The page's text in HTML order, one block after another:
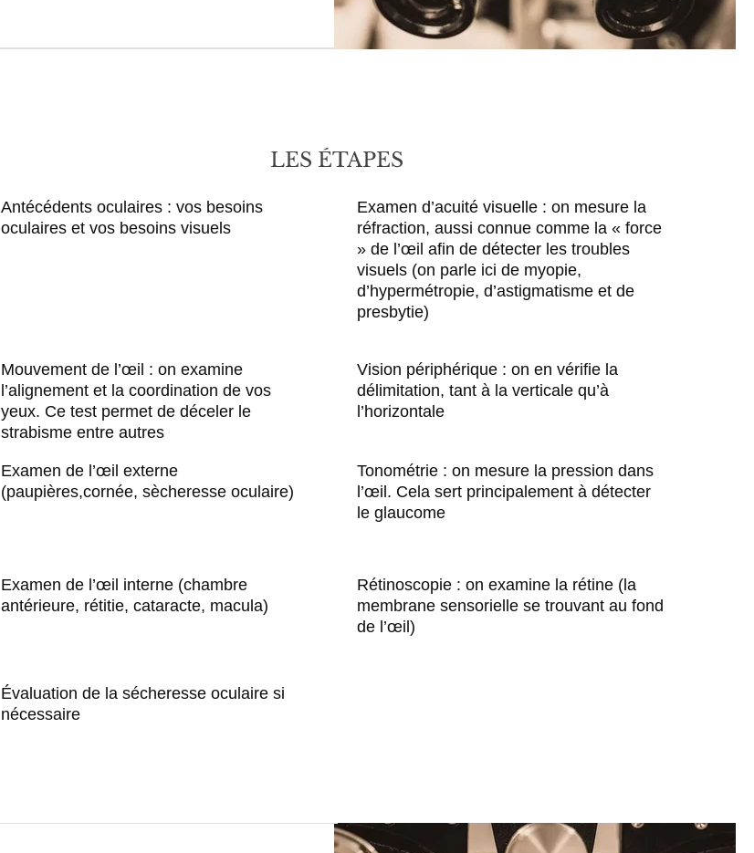
LES ÉTAPES
Antécédents oculaires : vos besoins
oculaires et vos besoins visuels
Examen d’acuité visuelle : on mesure la
réfraction, aussi connue comme la « force
» de l’œil afin de détecter les troubles
visuels (on parle ici de myopie,
d’hypermétropie, d’astigmatisme et de
presbytie)
Mouvement de l’œil : on examine
l’alignement et la coordination de vos
yeux. Ce test permet de déceler le
strabisme entre autres
Examen de l’œil externe
(paupières,cornée, sècheresse oculaire)
Examen de l’œil interne (chambre
antérieure, rétitie, cataracte, macula)
Évaluation de la sécheresse oculaire si
nécessaire
Vision périphérique : on en vérifie la
délimitation, tant à la verticale qu’à
l’horizontale
Tonométrie : on mesure la pression dans
l’œil. Cela sert principalement à détecter
le glaucome
Rétinoscopie : on examine la rétine (la
membrane sensorielle se trouvant au fond
de l’œil)